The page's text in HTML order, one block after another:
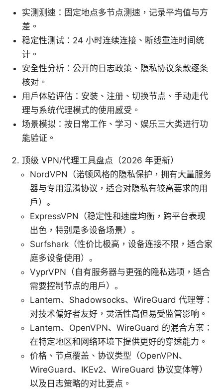
实测测速：固定地点多节点测速，记录平均值与方
差。
稳定性测试：24 小时连续连接、断线重连时间统
计。
安全性分析：公开的日志政策、隐私协议条款逐条
核对。
用户体验评估：安装、注册、切换节点、手动走代
理与系统代理模式的使用感受。
场景模拟：按日常工作、学习、娱乐三大类进行功
能验证。
顶级 VPN/代理工具盘点（2026 年更新）
NordVPN（诺顿风格的隐私保护，拥有大量服务
器与专用混淆协议，适合对隐私有较高要求的用
户）。
ExpressVPN（稳定性和速度均衡，跨平台表现
出色，特别是多设备场景）。
Surfshark（性价比极高，设备连接不限，适合家
庭多设备使用）。
VyprVPN（自有服务器与更强的隐私选项，适合
需要控制节点的用户）。
Lantern、Shadowsocks、WireGuard 代理等：
对技术偏好者友好，灵活性高但易受监管影响。
Lantern、OpenVPN、WireGuard 的混合方案：
在特定地区和网络环境下提供更好的穿透能力。
价格、节点覆盖、协议类型（OpenVPN、
WireGuard、IKEv2、WireGuard 协议变体等）
以及日志策略的对比要点。